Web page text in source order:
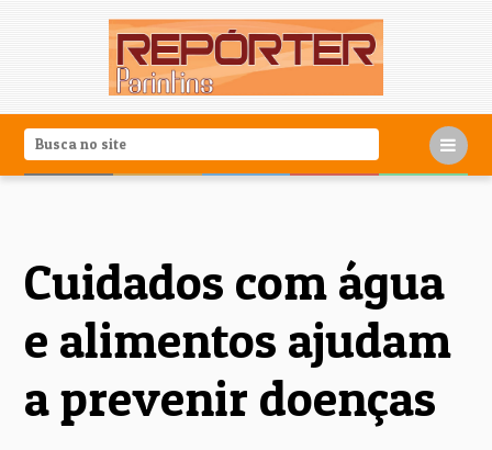
Cuidados com água
e alimentos ajudam
a prevenir doenças